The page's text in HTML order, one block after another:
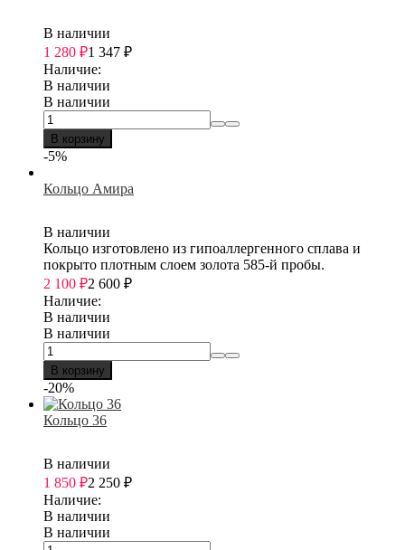
В наличии
1 280 ₽1 347 ₽
Наличие:
В наличии
В наличии
В корзину
-5%
Кольцо Амира
В наличии
Кольцо изготовлено из гипоаллергенного сплава и
покрыто плотным слоем золота 585-й пробы.
2 100 ₽2 600 ₽
Наличие:
В наличии
В наличии
В корзину
-20%
Кольцо 36
В наличии
1 850 ₽2 250 ₽
Наличие:
В наличии
В наличии